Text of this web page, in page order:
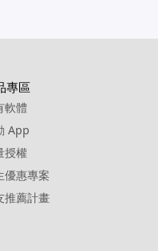
專區
軟體
App
授權
優惠專案
推薦計畫